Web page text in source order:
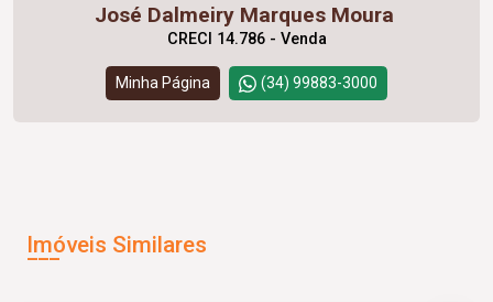
José Dalmeiry Marques Moura
CRECI 14.786 - Venda
Minha Página (34) 99883-3000
Imóveis Similares